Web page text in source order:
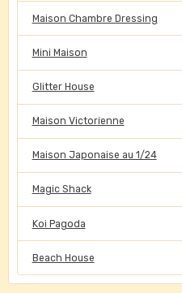
Maison Chambre Dressing
Mini Maison
Glitter House
Maison Victorienne
Maison Japonaise au 1/24
Magic Shack
Koi Pagoda
Beach House